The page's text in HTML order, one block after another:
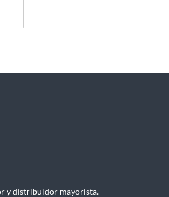
y distribuidor mayorista.